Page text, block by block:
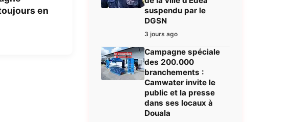
en
suspendu par le
DGSN
3 jours ago
Campagne spéciale
des 200.000
branchements :
Camwater invite le
public et la presse
dans ses locaux à
Douala